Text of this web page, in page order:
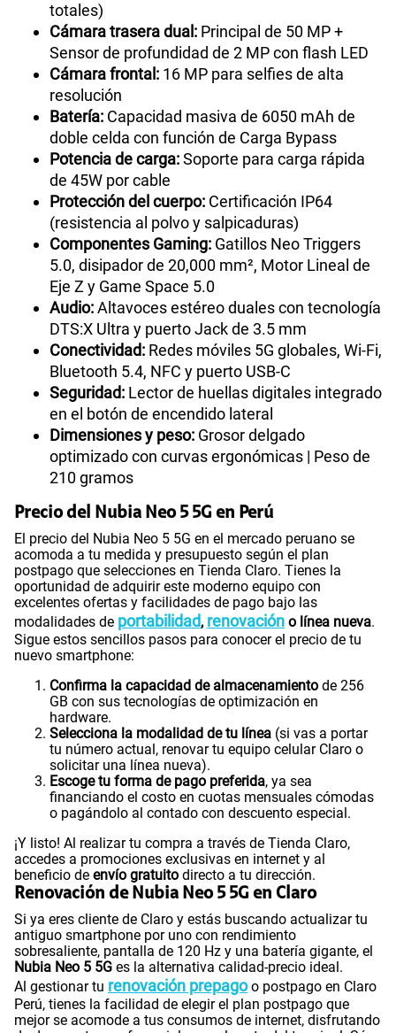
totales)
Cámara trasera dual: Principal de 50 MP +
Sensor de profundidad de 2 MP con flash LED
Cámara frontal: 16 MP para selfies de alta
resolución
Batería: Capacidad masiva de 6050 mAh de
doble celda con función de Carga Bypass
Potencia de carga:Soporte para carga rápida
de 45W por cable
Protección del cuerpo: Certificación IP64
(resistencia al polvo y salpicaduras)
Componentes Gaming: Gatillos Neo Triggers
5.0, disipador de 20,000 mm², Motor Lineal de
Eje Z y Game Space 5.0
Audio:Altavoces estéreo duales con tecnología
DTS:X Ultra y puerto Jack de 3.5 mm
Conectividad: Redes móviles 5G globales, Wi-Fi,
Bluetooth 5.4, NFC y puerto USB-C
Seguridad: Lector de huellas digitales integrado
en el botón de encendido lateral
Dimensiones y peso: Grosor delgado
optimizado con curvas ergonómicas | Peso de
210 gramos
Precio del Nubia Neo 5 5G en Perú
El precio del Nubia Neo 5 5G en el mercado peruano se
acomoda a tu medida y presupuesto según el plan
postpago que selecciones en Tienda Claro. Tienes la
oportunidad de adquirir este moderno equipo con
excelentes ofertas y facilidades de pago bajo las
modalidades de portabilidad, renovación o línea nueva.
Sigue estos sencillos pasos para conocer el precio de tu
nuevo smartphone:
Confirma la capacidad de almacenamiento de 256
GB con sus tecnologías de optimización en
hardware.
Selecciona la modalidad de tu línea (si vas a portar
tu número actual, renovar tu equipo celular Claro o
solicitar una línea nueva).
Escoge tu forma de pago preferida, ya sea
financiando el costo en cuotas mensuales cómodas
o pagándolo al contado con descuento especial.
¡Y listo! Al realizar tu compra a través de Tienda Claro,
accedes a promociones exclusivas en internet y al
beneficio de envío gratuito directo a tu dirección.
Renovación de Nubia Neo 5 5G en Claro
Si ya eres cliente de Claro y estás buscando actualizar tu
antiguo smartphone por uno con rendimiento
sobresaliente, pantalla de 120 Hz y una batería gigante, el
Nubia Neo 5 5G es la alternativa calidad-precio ideal.
Al gestionar tu renovación prepagoo postpago en Claro
Perú, tienes la facilidad de elegir el plan postpago que
mejor se acomode a tus consumos de internet, disfrutando